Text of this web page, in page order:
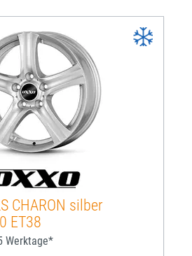
CHARON silber
ET38
Werktage*